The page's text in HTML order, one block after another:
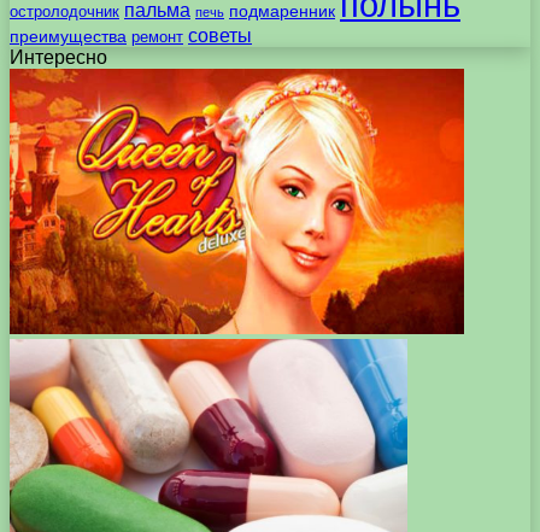
остролодочник пальма печь подмаренник
преимущества ремонт советы
Интересно